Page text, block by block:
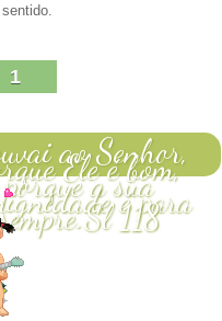
1
ao Senhor,
Ele é bom,
porque a suaé para
118